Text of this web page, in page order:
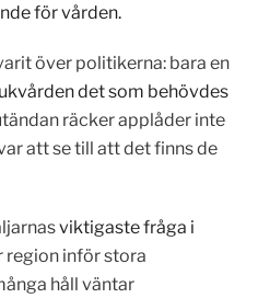
för vården.
över politikerna: bara en
det som behövdes
räcker applåder inte
att se till att det finns de
viktigaste fråga i
region inför stora
håll väntar